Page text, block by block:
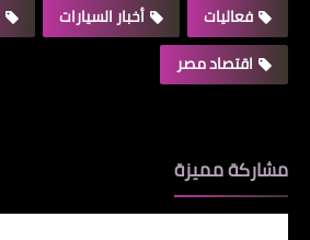
فعاليات
أخبار السيارات
اقتصاد مصر
مشاركة مميزة